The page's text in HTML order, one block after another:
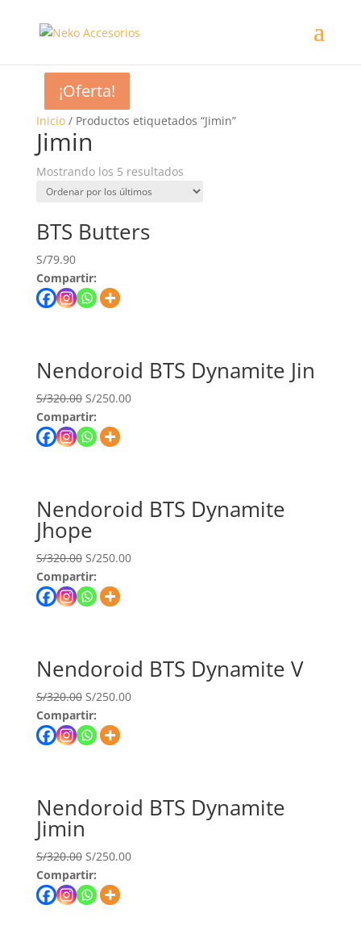
Inicio/ Productos etiquetados “Jimin”
Jimin
Mostrando los 5 resultados
BTS Butters
S/79.90
Compartir:
¡Oferta!
Nendoroid BTS Dynamite Jin
S/320.00 S/250.00
Compartir:
¡Oferta!
Nendoroid BTS Dynamite
Jhope
S/320.00 S/250.00
Compartir:
¡Oferta!
Nendoroid BTS Dynamite V
S/320.00 S/250.00
Compartir:
¡Oferta!
Nendoroid BTS Dynamite
Jimin
S/320.00 S/250.00
Compartir: